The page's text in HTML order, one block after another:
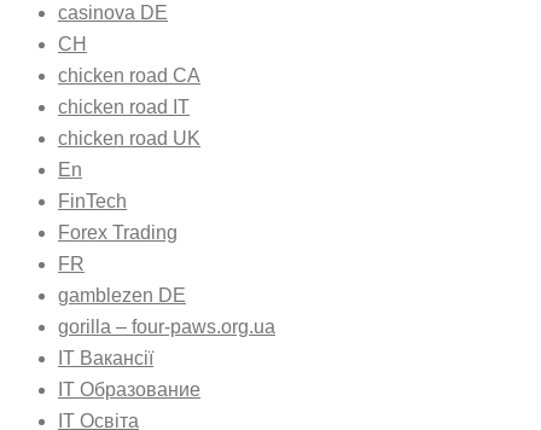
casinova DE
CH
chicken road CA
chicken road IT
chicken road UK
En
FinTech
Forex Trading
FR
gamblezen DE
gorilla – four-paws.org.ua
IT Вакансії
IT Образование
IT Освіта